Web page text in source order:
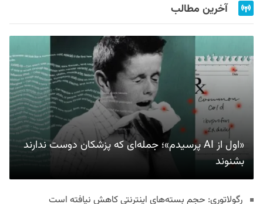
آخرین مطالب
«اول از AI پرسیدم»؛ جمله‌ای که پزشکان دوست ندارند
بشنوند
رگولاتوری: حجم بسته‌های اینترنتی کاهش نیافته است